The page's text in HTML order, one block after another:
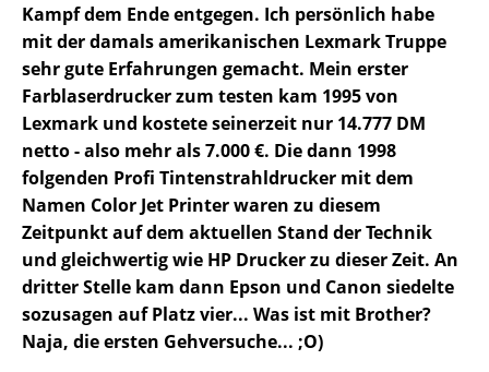
Kampf dem Ende entgegen. Ich persönlich habe
mit der damals amerikanischen Lexmark Truppe
sehr gute Erfahrungen gemacht. Mein erster
Farblaserdrucker zum testen kam 1995 von
Lexmark und kostete seinerzeit nur 14.777 DM
netto - also mehr als 7.000 €. Die dann 1998
folgenden Profi Tintenstrahldrucker mit dem
Namen Color Jet Printer waren zu diesem
Zeitpunkt auf dem aktuellen Stand der Technik
und gleichwertig wie HP Drucker zu dieser Zeit. An
dritter Stelle kam dann Epson und Canon siedelte
sozusagen auf Platz vier... Was ist mit Brother?
Naja, die ersten Gehversuche... ;O)